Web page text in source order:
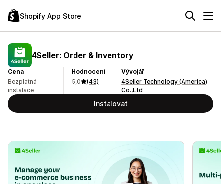
Shopify App Store
4Seller: Order & Inventory
Cena
Bezplatná
instalace
Hodnocení
5,0
(43)
Vývojář
4Seller Technology (America)
Co.,Ltd
Instalovat